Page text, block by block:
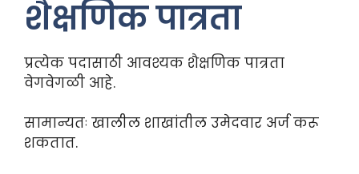
शैक्षणिक पात्रता
प्रत्येक पदासाठी आवश्यक शैक्षणिक पात्रता
वेगवेगळी आहे.
सामान्यतः खालील शाखांतील उमेदवार अर्ज करू
शकतात.